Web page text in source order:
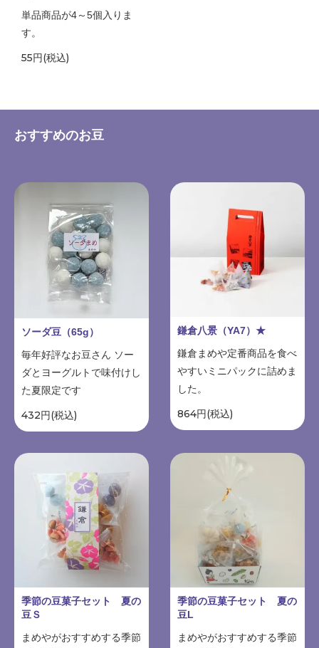
単品商品が4～5個入りま
す。
55円(税込)
おすすめのお豆
ソーダ豆（65g）
毎年好評なお豆さん ソー
ダとヨーグルトで味付けし
た夏限定です
432円(税込)
鎌倉八景（YA7）★
鎌倉まめや定番商品を食べ
やすいミニパックに詰めま
した。
864円(税込)
季節の豆菓子セット 夏の
豆Ｓ
まめやがおすすめする季節
季節の豆菓子セット 夏の
豆L
まめやがおすすめする季節